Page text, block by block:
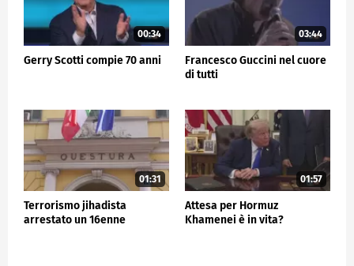
00:34
Gerry Scotti compie 70 anni
03:44
Francesco Guccini nel cuore
di tutti
01:31
Terrorismo jihadista
arrestato un 16enne
01:57
Attesa per Hormuz
Khamenei è in vita?